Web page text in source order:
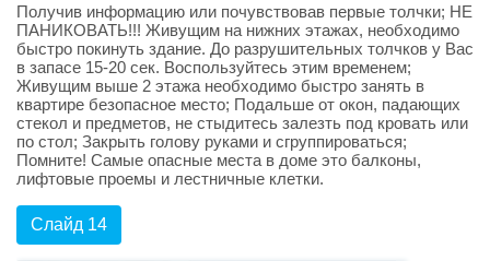
Получив информацию или почувствовав первые толчки; НЕ
ПАНИКОВАТЬ!!! Живущим на нижних этажах, необходимо
быстро покинуть здание. До разрушительных толчков у Вас
в запасе 15-20 сек. Воспользуйтесь этим временем;
Живущим выше 2 этажа необходимо быстро занять в
квартире безопасное место; Подальше от окон, падающих
стекол и предметов, не стыдитесь залезть под кровать или
по стол; Закрыть голову руками и сгруппироваться;
Помните! Самые опасные места в доме это балконы,
лифтовые проемы и лестничные клетки.
Слайд 14